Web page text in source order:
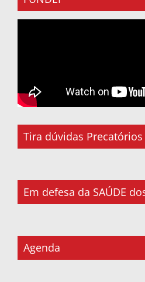
Tira dúvidas
Em defesa da SAÚDE
Agenda